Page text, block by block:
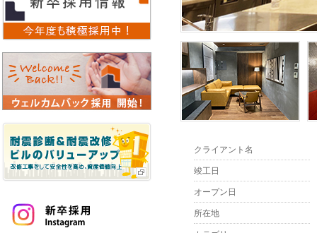
クライアント名
竣工日
オープン日
所在地